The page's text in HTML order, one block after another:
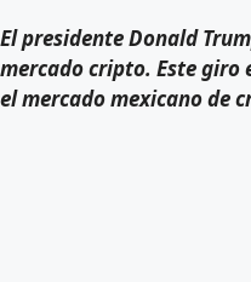
El presidente Donald
mercado cripto. Este
el mercado mexicano de